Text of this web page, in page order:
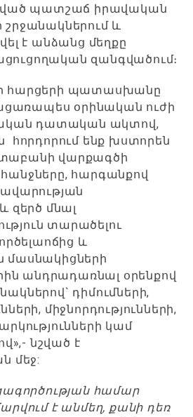
պատշաճ իրավական
և
է անձանց մեղքը
զանգվածում։
հարցերի պատասխանը
օրինական ուժի
դատական ակտով,
հորդորում ենք խստորեն
վարքագծի
հարգանքով
զերծ մնալ
տարածելու
և
անդրադառնալ օրենքով
դիմումների,
միջնորդությունների,
կամ
նշված է
մեջ:
համար
է անմեղ, քանի դեռ